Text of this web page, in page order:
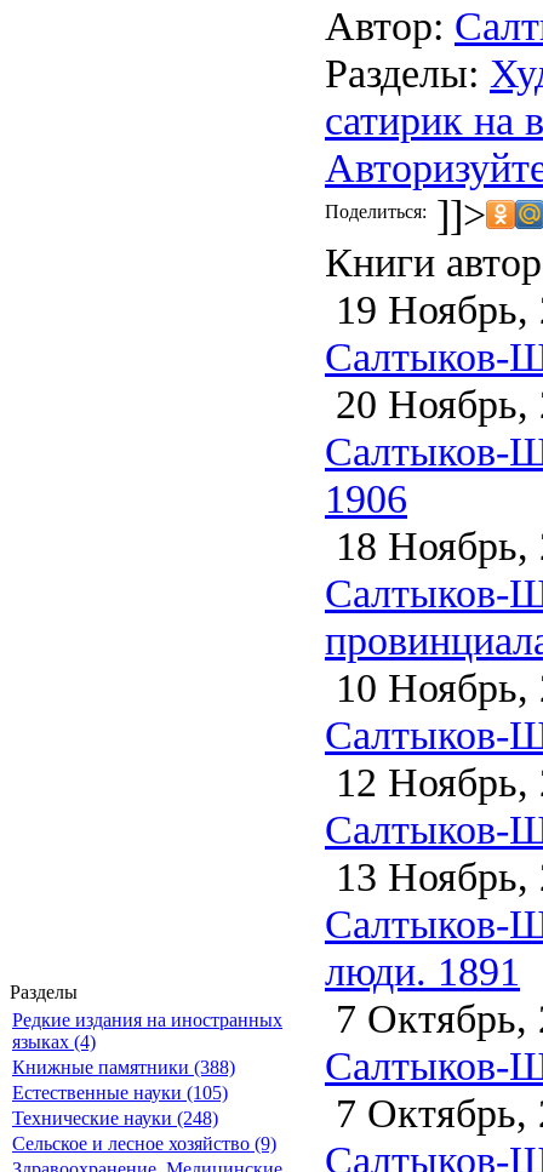
Разделы
Редкие издания на иностранных
языках (4)
Книжные памятники (388)
Естественные науки (105)
Технические науки (248)
Сельское и лесное хозяйство (9)
Автор:
Разделы:
сатирик на
Поделиться: ]]>
Книги
19 Ноябрь,
Салтыков-
20 Ноябрь,
Салтыков-
1906
18 Ноябрь,
Салтыков-
10 Ноябрь,
Салтыков-
12 Ноябрь,
Салтыков-
13 Ноябрь,
Салтыков-
люди. 1891
7 Октябрь,
Салтыков-
7 Октябрь,
Салтыков-